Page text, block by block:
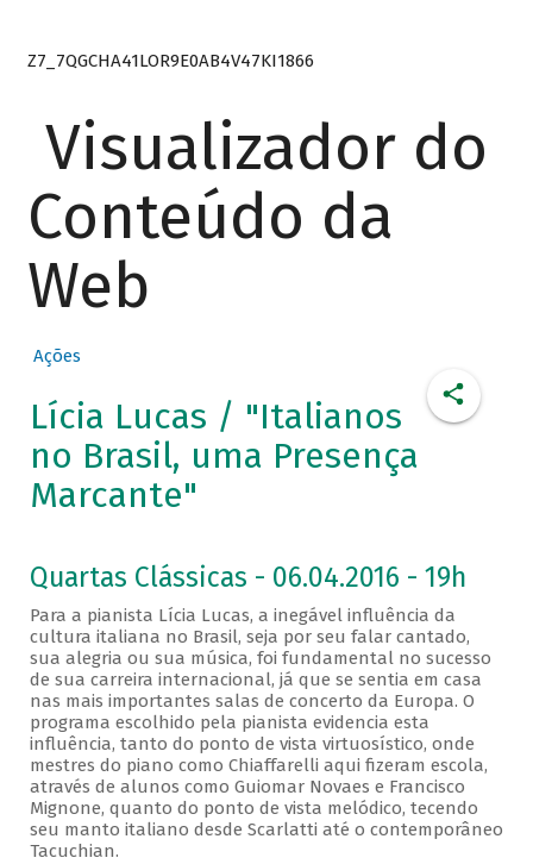
Z7_7QGCHA41LOR9E0AB4V47KI1866
Visualizador do
Conteúdo da
Web
Ações
Lícia Lucas / "Italianos
no Brasil, uma Presença
Marcante"
Quartas Clássicas - 06.04.2016 - 19h
Para a pianista Lícia Lucas, a inegável influência da
cultura italiana no Brasil, seja por seu falar cantado,
sua alegria ou sua música, foi fundamental no sucesso
de sua carreira internacional, já que se sentia em casa
nas mais importantes salas de concerto da Europa. O
programa escolhido pela pianista evidencia esta
influência, tanto do ponto de vista virtuosístico, onde
mestres do piano como Chiaffarelli aqui fizeram escola,
através de alunos como Guiomar Novaes e Francisco
Mignone, quanto do ponto de vista melódico, tecendo
seu manto italiano desde Scarlatti até o contemporâneo
Tacuchian.